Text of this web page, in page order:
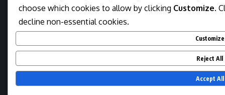
choose which cookies to allow by clicking Customize.
decline non-essential cookies.
Customize
Reject All
Accept All